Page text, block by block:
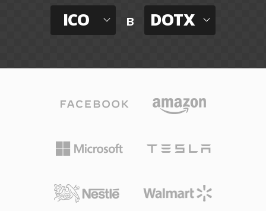
ICO в DOTX